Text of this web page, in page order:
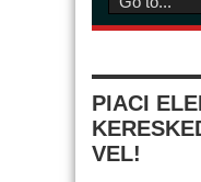
PIACI
VEL!